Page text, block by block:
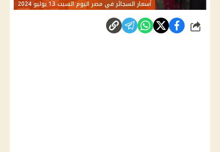
أسعار السجائر في مصر اليوم السبت 13 يوليو 2024
شارك